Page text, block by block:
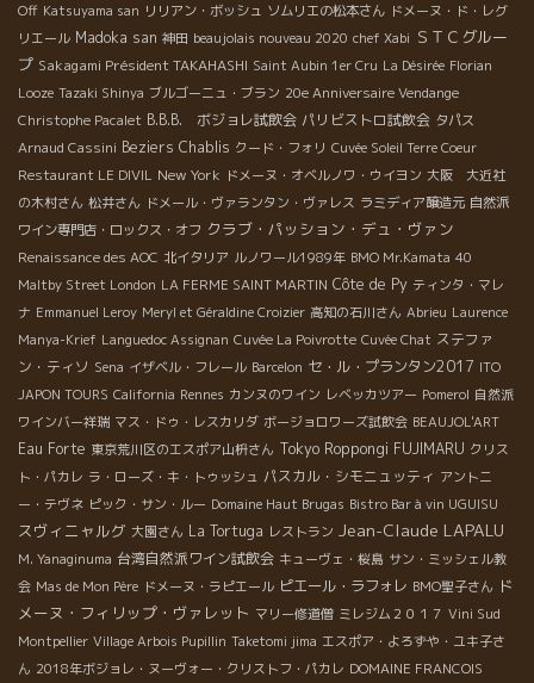
Off Katsuyama san リリアン・ボッシュ ソムリエの松本さん ドメーヌ・ド・レグ
リエール Madoka san 神田 beaujolais nouveau 2020 chef Xabi ＳＴＣグルー
プ Sakagami Président TAKAHASHI Saint Aubin 1er Cru La Désirée Florian
Looze Tazaki Shinya ブルゴーニュ・ブラン 20e Anniversaire Vendange
Christophe Pacalet B.B.B. ボジョレ試飲会 パリビストロ試飲会 タパス
Arnaud Cassini Beziers Chablis クード・フォリ Cuvée Soleil Terre Coeur
Restaurant LE DIVIL New York ドメーヌ・オベルノワ・ウイヨン 大阪 大近社
の木村さん 松井さん ドメール・ヴァランタン・ヴァレス ラミディア醸造元 自然派
ワイン専門店・ロックス・オフ クラブ・パッション・デュ・ヴァン
Renaissance des AOC 北イタリア ルノワール1989年 BMO Mr.Kamata 40
Maltby Street London LA FERME SAINT MARTIN Côte de Py ティンタ・マレ
ナ Emmanuel Leroy Meryl et Géraldine Croizier 高知の石川さん Abrieu Laurence
Manya-Krief Languedoc Assignan Cuvée La Poivrotte Cuvée Chat ステファ
ン・ティソ Sena イザベル・フレール Barcelon セ・ル・プランタン2017 ITO
JAPON TOURS California Rennes カンヌのワイン レベッカツアー Pomerol 自然派
ワインバー祥瑞 マス・ドゥ・レスカリダ ボージョロワーズ試飲会 BEAUJOL'ART
Eau Forte 東京荒川区のエスポア山枡さん Tokyo Roppongi FUJIMARU クリス
ト・パカレ ラ・ローズ・キ・トゥッシュ パスカル・シモニュッティ アントニ
ー・テヴネ ピック・サン・ルー Domaine Haut Brugas Bistro Bar à vin UGUISU
スヴィニャルグ 大園さん La Tortuga レストラン Jean-Claude LAPALU
M. Yanaginuma 台湾自然派ワイン試飲会 キューヴェ・桜島 サン・ミッシェル教
会 Mas de Mon Père ドメーヌ・ラピエール ピエール・ラフォレ BMO聖子さん ド
メーヌ・フィリップ・ヴァレット マリー修道僧 ミレジム２０１７ Vini Sud
Montpellier Village Arbois Pupillin Taketomi jima エスポア・よろずや・ユキ子さ
ん 2018年ボジョレ・ヌーヴォー・クリストフ・パカレ DOMAINE FRANCOIS